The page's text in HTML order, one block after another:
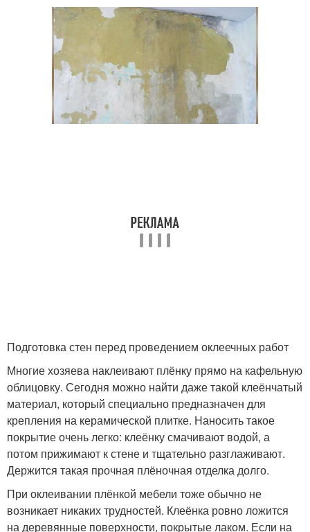
Подготовка стен перед проведением оклеечных работ
Многие хозяева наклеивают плёнку прямо на кафельную
облицовку. Сегодня можно найти даже такой клеёнчатый
материал, который специально предназначен для
крепления на керамической плитке. Наносить такое
покрытие очень легко: клеёнку смачивают водой, а
потом прижимают к стене и тщательно разглаживают.
Держится такая прочная плёночная отделка долго.
При оклеивании плёнкой мебели тоже обычно не
возникает никаких трудностей. Клеёнка ровно ложится
на деревянные поверхности, покрытые лаком. Если на